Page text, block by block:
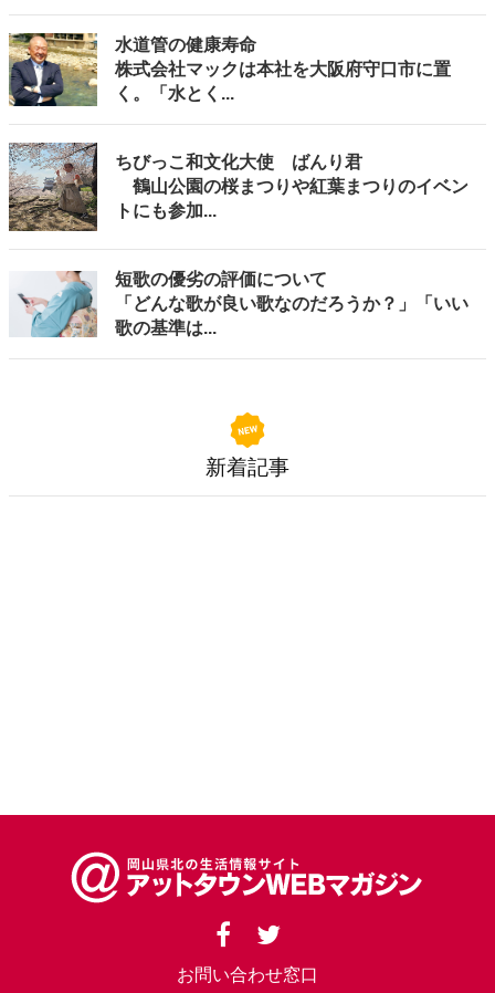
水道管の健康寿命
株式会社マックは本社を大阪府守口市に置
く。「水とく...
ちびっこ和文化大使 ばんり君
鶴山公園の桜まつりや紅葉まつりのイベン
トにも参加...
短歌の優劣の評価について
「どんな歌が良い歌なのだろうか？」「いい
歌の基準は...
新着記事
お問い合わせ窓口